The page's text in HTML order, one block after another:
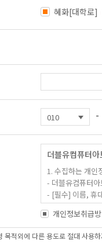
혜화[대학로]
-
더블유컴퓨터
1. 수집하는 개인
- 더블유컴퓨터
- [필수] 이름, 휴
- 홈페이지 내 상
2. 개인정보 수집
- 과정문의에 대
개인정보취급
목적외에 다른 용도로 절대 사용